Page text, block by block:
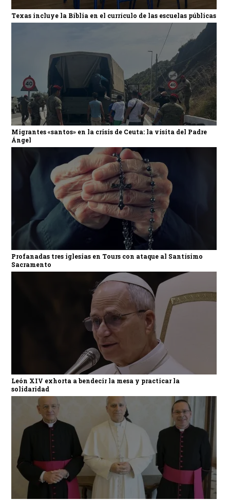
Texas incluye la Biblia en el currículo de las escuelas públicas
Migrantes «santos» en la crisis de Ceuta: la visita del Padre
Ángel
Profanadas tres iglesias en Tours con ataque al Santísimo
Sacramento
León XIV exhorta a bendecir la mesa y practicar la
solidaridad